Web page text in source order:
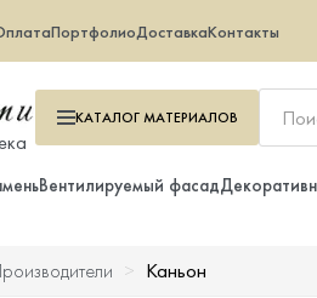
ПортфолиоДоставкаКонтакты
КАТАЛОГМАТЕРИАЛОВ
Вентилируемый фасад
Каньон